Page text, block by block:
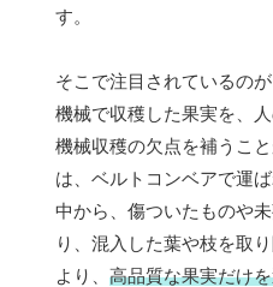
す。
そこで注目されているの
機械で収穫した果実を、
機械収穫の欠点を補うこ
は、ベルトコンベアで運
中から、傷ついたものや
り、混入した葉や枝を取
より、 高品質な果実だけ